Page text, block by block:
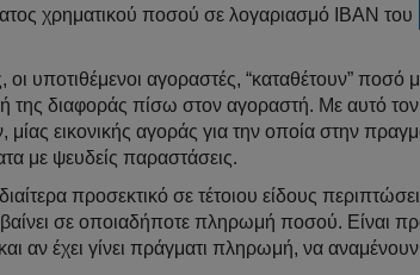
χρηματικού ποσού σε λογαριασμό IBAN του
οι υποτιθέμενοι αγοραστές, “καταθέτουν”
της διαφοράς πίσω στον αγοραστή. Με αυτό
εικονικής αγοράς για την οποία στην
με ψευδείς παραστάσεις.
ιδιαίτερα προσεκτικό σε τέτοιου είδους
σε οποιαδήποτε πληρωμή ποσού. Είναι
αν έχει γίνει πράγματι πληρωμή, να